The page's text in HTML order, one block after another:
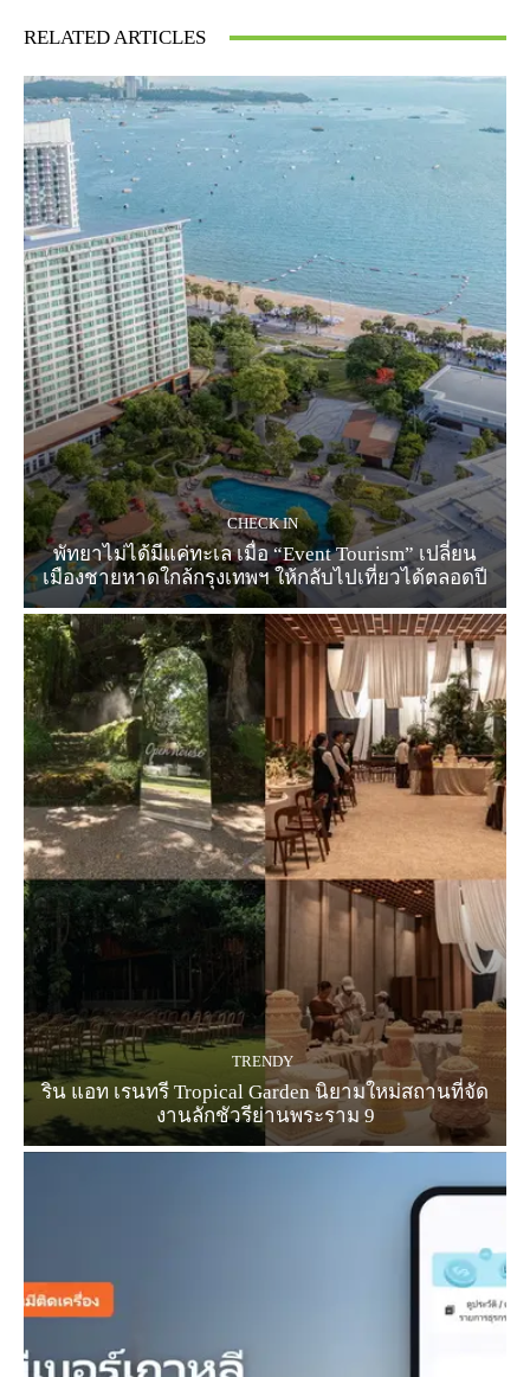
RELATED ARTICLES
CHECK IN
พัทยาไม่ได้มีแค่ทะเล เมื่อ “Event Tourism” เปลี่ยน
เมืองชายหาดใกล้กรุงเทพฯ ให้กลับไปเที่ยวได้ตลอดปี
TRENDY
ริน แอท เรนทรี Tropical Garden นิยามใหม่สถานที่จัด
งานลักชัวรีย่านพระราม 9